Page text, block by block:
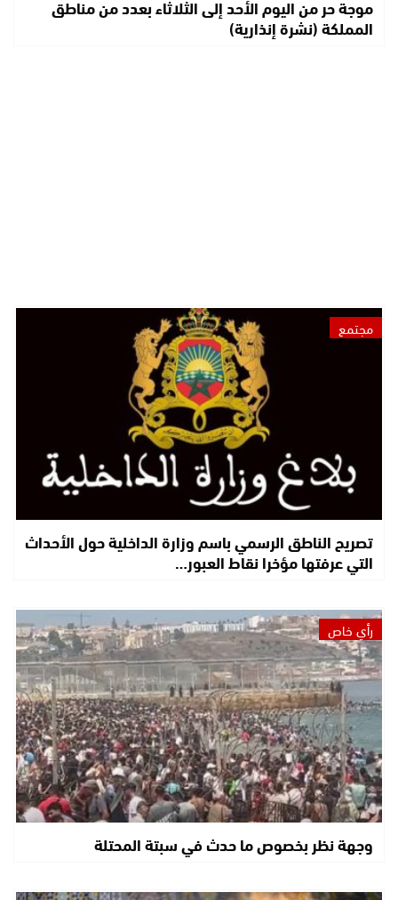
موجة حر من اليوم الأحد إلى الثلاثاء بعدد من مناطق
المملكة (نشرة إنذارية)
مجتمع
تصريح الناطق الرسمي باسم وزارة الداخلية حول الأحداث
التي عرفتها مؤخرا نقاط العبور…
رأي خاص
وجهة نظر بخصوص ما حدث في سبتة المحتلة